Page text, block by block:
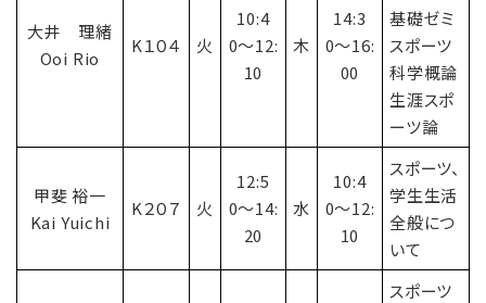
大井 理緒
Ooi Rio
K１０４ 火
10:4
0〜12:
10
木
14:3
0〜16:
00
基礎ゼミ
スポーツ
科学概論
生涯スポ
ーツ論
甲斐 裕一
Kai Yuichi
K２０７ 火
12:5
0〜14:
20
水
10:4
0〜12:
10
スポーツ、
学生生活
全般につ
いて
スポーツ